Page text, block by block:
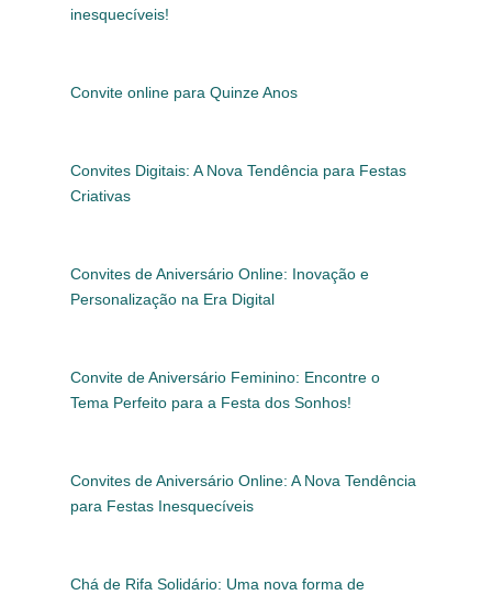
inesquecíveis!
Convite online para Quinze Anos
Convites Digitais: A Nova Tendência para Festas
Criativas
Convites de Aniversário Online: Inovação e
Personalização na Era Digital
Convite de Aniversário Feminino: Encontre o
Tema Perfeito para a Festa dos Sonhos!
Convites de Aniversário Online: A Nova Tendência
para Festas Inesquecíveis
Chá de Rifa Solidário: Uma nova forma de